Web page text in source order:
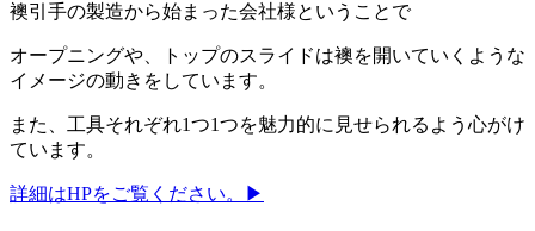
襖引手の製造から始まった会社様ということで
オープニングや、トップのスライドは襖を開いていくような
イメージの動きをしています。
また、工具それぞれ1つ1つを魅力的に見せられるよう心がけ
ています。
詳細はHPをご覧ください。▶︎